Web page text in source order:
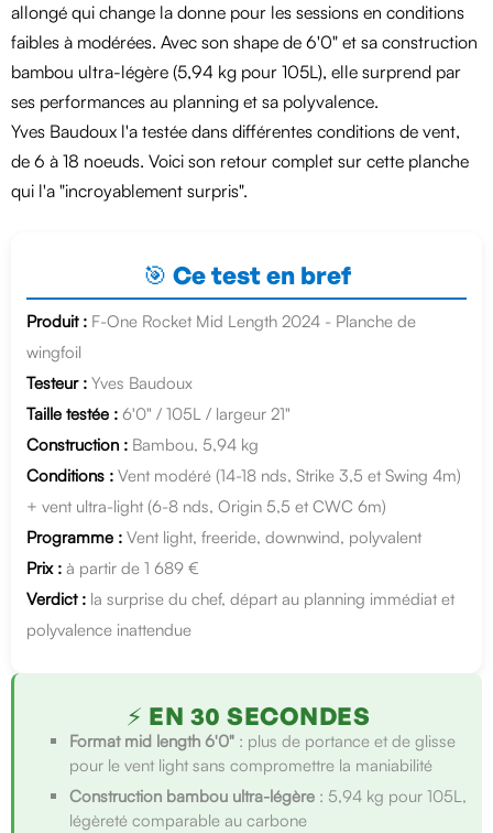
allongé qui change la donne pour les sessions en conditions
faibles à modérées. Avec son shape de 6'0" et sa construction
bambou ultra-légère (5,94 kg pour 105L), elle surprend par
ses performances au planning et sa polyvalence.
Yves Baudoux l'a testée dans différentes conditions de vent,
de 6 à 18 noeuds. Voici son retour complet sur cette planche
qui l'a "incroyablement surpris".
🎯 Ce test en bref
Produit : F-One Rocket Mid Length 2024 - Planche de
wingfoil
Testeur : Yves Baudoux
Taille testée : 6'0" / 105L / largeur 21"
Construction : Bambou, 5,94 kg
Conditions : Vent modéré (14-18 nds, Strike 3,5 et Swing 4m)
+ vent ultra-light (6-8 nds, Origin 5,5 et CWC 6m)
Programme : Vent light, freeride, downwind, polyvalent
Prix : à partir de 1 689 €
Verdict : la surprise du chef, départ au planning immédiat et
polyvalence inattendue
⚡ EN 30 SECONDES
Format mid length 6'0" : plus de portance et de glisse
pour le vent light sans compromettre la maniabilité
Construction bambou ultra-légère : 5,94 kg pour 105L,
légèreté comparable au carbone